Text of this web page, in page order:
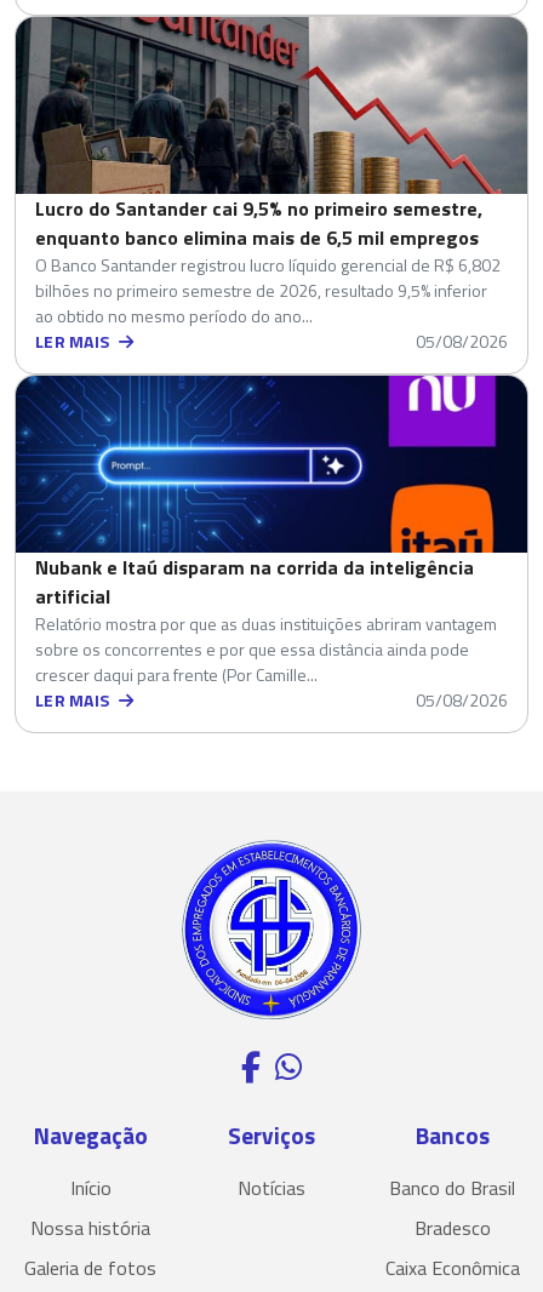
Lucro do Santander cai 9,5% no primeiro semestre,
enquanto banco elimina mais de 6,5 mil empregos
O Banco Santander registrou lucro líquido gerencial de R$ 6,802
bilhões no primeiro semestre de 2026, resultado 9,5% inferior
ao obtido no mesmo período do ano...
LER MAIS
05/08/2026
Nubank e Itaú disparam na corrida da inteligência
artificial
Relatório mostra por que as duas instituições abriram vantagem
sobre os concorrentes e por que essa distância ainda pode
crescer daqui para frente (Por Camille...
LER MAIS
05/08/2026
Navegação
Início
Nossa história
Galeria de fotos
Serviços
Notícias
Bancos
Banco do Brasil
Bradesco
Caixa Econômica